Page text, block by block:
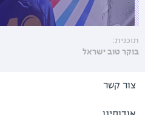
תוכנית:
בוקר טוב ישראל
צור קשר